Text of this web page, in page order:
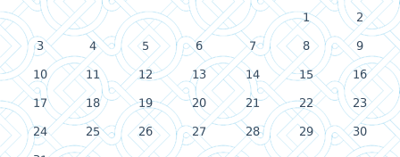
1 2
3 4 5 6 7 8 9
10 11 12 13 14 15 16
17 18 19 20 21 22 23
24 25 26 27 28 29 30